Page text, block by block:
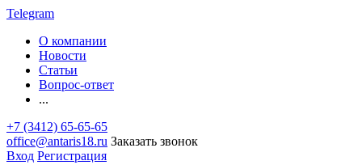
Telegram
О компании
Новости
Статьи
Вопрос-ответ
...
+7 (3412) 65-65-65
office@antaris18.ru Заказать звонок
Вход Регистрация